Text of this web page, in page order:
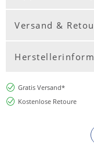
Versand &
Gratis Versand*
Kostenlose Retoure